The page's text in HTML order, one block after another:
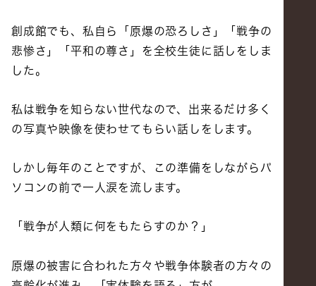
創成館でも、私自ら「原爆の恐ろしさ」「戦争の
悲惨さ」「平和の尊さ」を全校生徒に話しをしま
した。
私は戦争を知らない世代なので、出来るだけ多く
の写真や映像を使わせてもらい話しをします。
しかし毎年のことですが、この準備をしながらパ
ソコンの前で一人涙を流します。
「戦争が人類に何をもたらすのか？」
原爆の被害に合われた方々や戦争体験者の方々の